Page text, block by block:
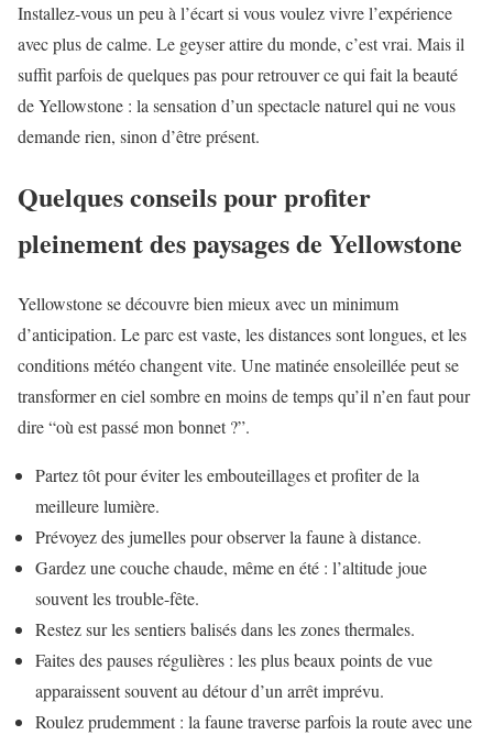
Installez-vous un peu à l’écart si vous voulez vivre l’expérience
avec plus de calme. Le geyser attire du monde, c’est vrai. Mais il
suffit parfois de quelques pas pour retrouver ce qui fait la beauté
de Yellowstone : la sensation d’un spectacle naturel qui ne vous
demande rien, sinon d’être présent.
Quelques conseils pour profiter
pleinement des paysages de Yellowstone
Yellowstone se découvre bien mieux avec un minimum
d’anticipation. Le parc est vaste, les distances sont longues, et les
conditions météo changent vite. Une matinée ensoleillée peut se
transformer en ciel sombre en moins de temps qu’il n’en faut pour
dire “où est passé mon bonnet ?”.
Partez tôt pour éviter les embouteillages et profiter de la
meilleure lumière.
Prévoyez des jumelles pour observer la faune à distance.
Gardez une couche chaude, même en été : l’altitude joue
souvent les trouble-fête.
Restez sur les sentiers balisés dans les zones thermales.
Faites des pauses régulières : les plus beaux points de vue
apparaissent souvent au détour d’un arrêt imprévu.
Roulez prudemment : la faune traverse parfois la route avec une